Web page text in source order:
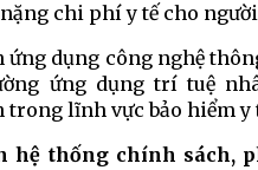
chi phí y tế cho
ứng dụng công nghệ
ứng dụng trí tuệ
lĩnh vực bảo hiểm y
hệ thống chính sách,